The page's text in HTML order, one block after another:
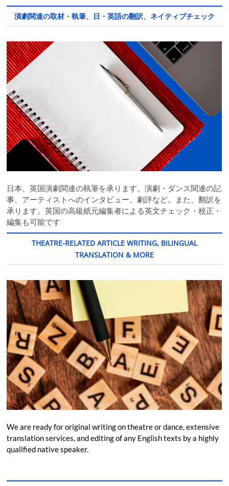
演劇関連の取材・執筆、日・英語の翻訳、ネイティブチェック
日本、英国演劇関連の執筆を承ります。演劇・ダンス関連の記
事、アーティストへのインタビュー、劇評など。また、翻訳を
承ります。英国の高級紙元編集者による英文チェック・校正・
編集も可能です
THEATRE-RELATED ARTICLE WRITING, BILINGUAL
TRANSLATION & MORE
We are ready for original writing on theatre or dance, extensive
translation services, and editing of any English texts by a highly
qualified native speaker.